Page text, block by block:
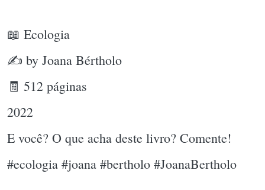
📖 Ecologia
✍ by Joana Bértholo
🧾 512 páginas
2022
E você? O que acha deste livro? Comente!
#ecologia #joana #bertholo #JoanaBertholo